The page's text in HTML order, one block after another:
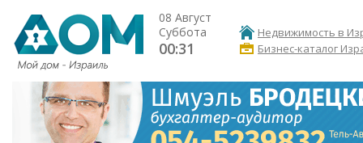
08 Август
Суббота
00:31
Недвижимость в
Бизнес-каталог